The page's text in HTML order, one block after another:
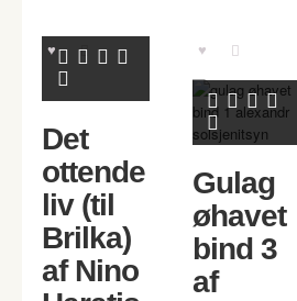
Det
ottende
liv (til
Brilka)
af Nino
Gulag
øhavet
bind 3
af